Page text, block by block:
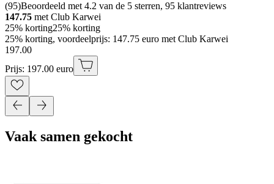
(95)Beoordeeld met 4.2 van de 5 sterren, 95 klantreviews
147.75 met Club Karwei
25% korting25% korting
25% korting, voordeelprijs: 147.75 euro met Club Karwei
197.00
Prijs: 197.00 euro
Vaak samen gekocht